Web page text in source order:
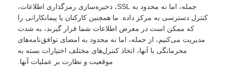
جمله، اما نه محدود به SSL، ذخیره‌سازی رمزگذاری اطلاعات،
کنترل دسترسی به مرکز داده. ما همچنین کارکنان یا پیمانکارانی را
که ممکن است در معرض اطلاعات شما قرار گیرند، به شدت
مدیریت می‌کنیم، از جمله، اما نه محدود به امضای توافق‌نامه‌های
محرمانگی با آنها، اتخاذ کنترل‌های مختلف اختیارات بسته به
موقعیت و نظارت بر عملیات آنها.